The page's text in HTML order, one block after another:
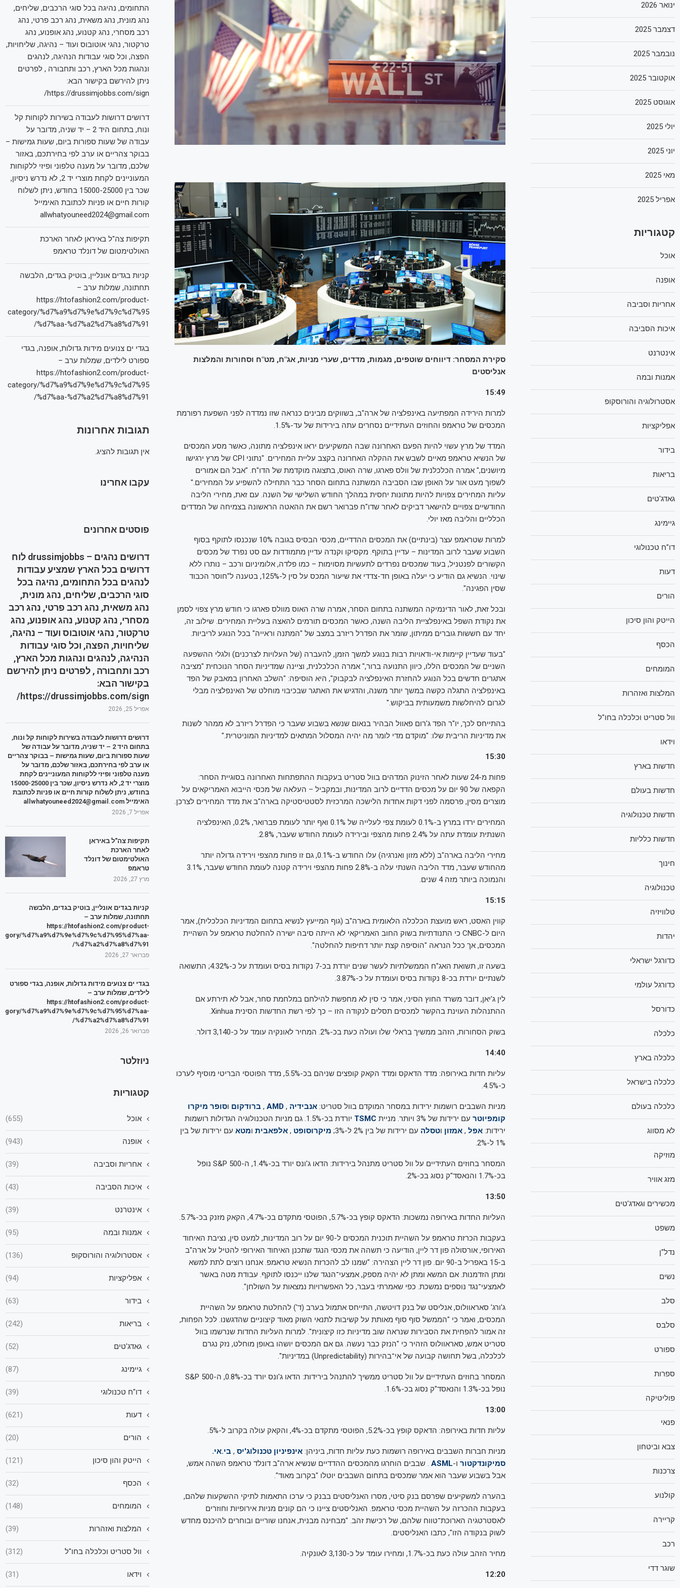
סקירת המסחר: דיווחים שוטפים, מגמות, מדדים, שערי מניות, אג"ח, מט"ח וסחורות והמלצות
אנליסטים
15:49
למרות הירידה המפתיעה באינפלציה של ארה"ב, בשווקים מבינים כנראה שזו נמדדה לפני השפעת רפורמת
המכסים של טראמפ והחוזים העתידיים נסחרים עתה בירידות של עד-1.5%.
המדד של מרץ עשוי להיות הפעם האחרונה שבה המשקיעים יראו אינפלציה מתונה, כאשר מסע המכסים
של הנשיא טראמפ מאיים לשבש את ההקלה האחרונה בקצב עליית המחירים. "נתוני CPI של מרץ ירגישו
מיושנים," אמרה הכלכלנית של וולס פארגו, שרה האוס, בתצוגה מוקדמת של הדו"ח. "אבל הם אמורים
לשפוך מעט אור על האופן שבו הסביבה המשתנה בתחום הסחר כבר התחילה להשפיע על המחירים."
עליות המחירים צפויות להיות מתונות יחסית במהלך החודש השלישי של השנה. עם זאת, מחירי הליבה
החודשיים צפויים להישאר דביקים לאחר שדו"ח פברואר רשם את ההאטה הראשונה בצמיחה של המדדים
הכלליים והליבה מאז יולי.
למרות שטראמפ עצר (בינתיים) את המכסים ההדדיים, מכסי הבסיס בגובה 10% שנכנסו לתוקף בסוף
השבוע שעבר לרוב המדינות – עדיין בתוקף. מקסיקו וקנדה עדיין מתמודדות עם סט נפרד של מכסים
הקשורים לפנטניל, בעוד שמכסים נפרדים לתעשיות מסוימות – כמו פלדה, אלומיניום ורכב – נותרו ללא
שינוי. הנשיא גם הודיע כי יעלה באופן חד-צדדי את שיעור המכס על סין ל-125%, בטענה ל"חוסר הכבוד
שסין הפגינה".
ובכל זאת, לאור הדינמיקה המשתנה בתחום הסחר, אמרה שרה האוס מוולס פארגו כי חודש מרץ צפוי לסמן
את נקודת השפל באינפלציית הליבה השנה, כאשר המכסים תורמים להאצה בעליית המחירים. שילוב זה,
יחד עם חששות גוברים ממיתון, שומר את הפדרל ריזרב במצב של "המתנה וראייה" בכל הנוגע לריביות.
"בעוד שעדיין קיימות אי-ודאויות רבות בנוגע למשך הזמן, להעברה (של העלויות לצרכנים) ולגלי ההשפעה
השניים של המכסים הללו, כיוון התנועה ברור," אמרה הכלכלנית, וציינה שמדיניות הסחר הנוכחית "מציבה
אתגרים חדשים בכל הנוגע להחזרת האינפלציה לבקבוק", היא הוסיפה: "השלב האחרון במאבק של הפד
באינפלציה התגלה כקשה במשך יותר משנה, והדגיש את האתגר שבכיבוי מוחלט של האינפלציה מבלי
לגרום להיחלשות משמעותית בביקוש."
בהתייחס לכך, יו"ר הפד ג'רום פאוול הבהיר בנאום שנשא בשבוע שעבר כי הפדרל ריזרב לא ממהר לשנות
את מדיניות הריבית שלו: "מוקדם מדי לומר מה יהיה המסלול המתאים למדיניות המוניטרית."
15:30
פחות מ-24 שעות לאחר הזינוק המדהים בוול סטריט בעקבות ההתפתחות האחרונה בסוגיית הסחר:
הקפאה של 90 יום על מכסים הדדיים לרוב המדינות, ובמקביל – העלאה של מכסי הייבוא האמריקאים על
מוצרים מסין, פרסמה לפני דקות אחדות הלישכה המרכזית לסטטיסטיקה בארה"ב את מדד המחירים לצרכן.
המחירים ירדו במרץ ב-0.1% לעומת צפי לעלייה של 0.1% ואף יותר לעומת פברואר, 0.2%, האינפלציה
השנתית עומדת עתה על 2.4% פחות מהצפי ובירידה לעומת החודש שעבר, 2.8%.
מחירי הליבה בארה"ב (ללא מזון ואנרגיה) עלו החודש ב-0.1%, גם זו פחות מהצפי וירידה גדולה יותר
מהחודש שעבר, מדד הליבה השנתי עלה ב-2.8% פחות מהצפי וירידה קטנה לעומת החודש שעבר, 3.1%
והנמוכה ביותר מזה 4 שנים.
15:15
קווין האסט, ראש מועצת הכלכלה הלאומית בארה"ב (גוף המייעץ לנשיא בתחום המדיניות הכלכלית), אמר
היום ל-CNBC כי התנודתיות בשוק החוב האמריקאי לא הייתה סיבה ישירה להחלטת טראמפ על השהיית
המכסים, אך ככל הנראה "הוסיפה קצת יותר דחיפות להחלטה".
בשעה זו, תשואת האג"ח הממשלתיות לעשר שנים יורדת בכ-7 נקודות בסיס ועומדת על כ-4.32%; התשואה
לשנתיים יורדת בכ-8 נקודות בסיס ועומדת על כ-3.87%.
לין ג'יאן, דובר משרד החוץ הסיני, אמר כי סין לא מחפשת להילחם במלחמת סחר, אבל לא תירתע אם
ההתנהלות העוינת בהקשר למכסים תסלים לנקודה הזו – כך לפי רשת החדשות הסינית Xinhua.
בשוק הסחורות, הזהב ממשיך בראלי שלו ועולה כעת בכ-2%. המחיר לאונקיה עומד על כ-3,140 דולר.
14:40
עליות חדות באירופה: מדד הדאקס ומדד הקאק קופצים שניהם בכ-5.5%, מדד הפוטסי הבריטי מוסיף לערכו
כ-4.5%.
מניות השבבים רושמות ירידות במסחר המוקדם בוול סטריט: אנבידיה ,
AMD
, ברודקום וסופר מיקרו
קומפיוטר עם ירידות של 3% ויותר. מניית TSMC
יורדת בכ-1.5%. גם מניות הטכנולוגיה הגדולות רושמות
ירידות: אפל , אמזון וטסלה עם ירידות של בין 2% ל-3%; מיקרוסופט , אלפאבית ומטא עם ירידות של בין
1% ל-2%.
המסחר בחוזים העתידיים על וול סטריט מתנהל בירידות: הדאו ג'ונס יורד בכ-1.4%, ה-S&P 500 נופל
בכ-1.7% והנאסד"ק נסוג בכ-2%.
13:50
העליות החדות באירופה נמשכות: הדאקס קופץ בכ-5.7%, הפוטסי מתקדם בכ-4.7%, הקאק מזנק בכ-5.7%.
בעקבות הכרזת טראמפ על השהיית תוכנית המכסים ל-90 יום על רוב המדינות, למעט סין, נציבת האיחוד
האירופי, אורסולה פון דר ליין, הודיעה כי תשהה את מכסי הנגד שתכנן האיחוד האירופי להטיל על ארה"ב
ב-15 באפריל ב-90 יום. פון דר ליין הצהירה: "שמנו לב להכרזת הנשיא טראמפ. אנחנו רוצים לתת למשא
ומתן הזדמנות. אם המשא ומתן לא יהיה מספק, אמצעי־הנגד שלנו ייכנסו לתוקף. עבודת מטה באשר
לאמצעי־נגד נוספים נמשכת. כפי שאמרתי בעבר, כל האפשרויות נמצאות על השולחן".
ג'ורג' סאראוולוס, אנליסט של בנק דויטשה, התייחס אתמול בערב (ד') להחלטת טראמפ על השהיית
המכסים, ואמר כי "הממשל סוף סוף מאותת על קשיבות לתנאי השוק מאוד קיצוניים שהדגשנו. לכל הפחות,
זה אמור להפחית את הסבירות שנראה שוב מדיניות כזו קיצונית". למרות העליות החדות שנרשמו בוול
סטריט אמש, סאראוולוס הזהיר כי "הנזק כבר נעשה. גם אם המכסים יושהו באופן מוחלט, נזק נגרם
לכלכלה, בשל תחושה קבועה של אי־בהירות (Unpredictability) במדיניות".
המסחר בחוזים העתידיים על וול סטריט ממשיך להתנהל בירידות: הדאו ג'ונס יורד בכ-0.8%, ה-S&P 500
נופל בכ-1.3% והנאסד"ק נסוג בכ-1.6%.
13:00
עליות חדות באירופה: הדאקס קופץ בכ-5.2%, הפוטסי מתקדם בכ-4%, והקאק עולה בקרוב ל-5%.
מניות חברות השבבים באירופה רושמות כעת עליות חדות, ביניהן: אינפיניון טכנולוג'יס , בי.אי.
סמיקונדקטור ו-ASML
. שבבים הוחרגו מהמכסים ההדדיים שנשיא ארה"ב דונלד טראמפ השהה אמש,
אבל בשבוע שעבר הוא אמר שמכסים בתחום השבבים יוטלו "בקרוב מאוד".
בהערה למשקיעים שפרסם בנק סיטי, מסרו האנליסטים בבנק כי ערכו התאמות לתיקי ההשקעות שלהם,
בעקבות ההכרזה על השהיית מכסי טראמפ. האנליסטים ציינו כי הם קונים מניות אירופיות וחוזרים
לאסטרטגיה הארוכת־טווח שלהם, של רכישת זהב. "מבחינה מבנית, אנחנו שוריים ובוחרים להיכנס מחדש
לשוק בנקודה הזו", כתבו האנליסטים.
מחיר הזהב עולה כעת בכ-1.7%, ומחירו עומד על כ-3,130 לאונקיה.
12:20
התחומים, נהיגה בכל סוגי הרכבים, שליחים,
נהג מונית, נהג משאית, נהג רכב פרטי, נהג
רכב מסחרי, נהג קטנוע, נהג אופנוע, נהג
טרקטור, נהגי אוטובוס ועוד – נהיגה, שליחויות,
הפצה, וכל סוגי עבודות הנהיגה, לנהגים
ונהגות מכל הארץ, רכב ותחבורה , לפרטים
ניתן להירשם בקישור הבא:
https://drussimjobbs.com/sign/
דרושים דרושות לעבודה בשירות לקוחות קל
ונוח, בתחום היד 2 – יד שניה, מדובר על
עבודה של שעות ספורות ביום, שעות גמישות –
בבוקר צהריים או ערב לפי בחירתכם, באזור
שלכם, מדובר על מענה טלפוני ופיזי ללקוחות
המעוניינים לקחת מוצרי יד 2, לא נדרש ניסיון,
שכר בין 15000-25000 בחודש, ניתן לשלוח
קורות חיים או פניות לכתובת האימייל
allwhatyouneed2024@gmail.com
תקיפות צה"ל באיראן לאחר הארכת
האולטימטום של דונלד טראמפ
קניות בגדים אונליין, בוטיק בגדים, הלבשה
תחתונה, שמלות ערב –
https://htofashion2.com/product-
category/%d7%a9%d7%9e%d7%9c%d7%95
%d7%aa-%d7%a2%d7%a8%d7%91/
בגדי ים צנועים מידות גדולות, אופנה, בגדי
ספורט לילדים, שמלות ערב –
https://htofashion2.com/product-
category/%d7%a9%d7%9e%d7%9c%d7%95
%d7%aa-%d7%a2%d7%a8%d7%91/
תגובות אחרונות
אין תגובות להציג.
עקבו אחרינו
פוסטים אחרונים
דרושים נהגים – drussimjobbs לוח
דרושים בכל הארץ שמציע עבודות
לנהגים בכל התחומים, נהיגה בכל
סוגי הרכבים, שליחים, נהג מונית,
נהג משאית, נהג רכב פרטי, נהג רכב
מסחרי, נהג קטנוע, נהג אופנוע, נהג
טרקטור, נהגי אוטובוס ועוד – נהיגה,
שליחויות, הפצה, וכל סוגי עבודות
הנהיגה, לנהגים ונהגות מכל הארץ,
רכב ותחבורה , לפרטים ניתן להירשם
בקישור הבא:
https://drussimjobbs.com/sign/
אפריל 25, 2026
דרושים דרושות לעבודה בשירות לקוחות קל ונוח,
בתחום היד 2 – יד שניה, מדובר על עבודה של
שעות ספורות ביום, שעות גמישות – בבוקר צהריים
או ערב לפי בחירתכם, באזור שלכם, מדובר על
מענה טלפוני ופיזי ללקוחות המעוניינים לקחת
מוצרי יד 2, לא נדרש ניסיון, שכר בין 15000-25000
בחודש, ניתן לשלוח קורות חיים או פניות לכתובת
האימייל allwhatyouneed2024@gmail.com
אפריל 7, 2026
תקיפות צה"ל באיראן
לאחר הארכת
האולטימטום של דונלד
טראמפ
מרץ 27, 2026
קניות בגדים אונליין, בוטיק בגדים, הלבשה
תחתונה, שמלות ערב –
https://htofashion2.com/product-
%d7%a9%d7%9e%d7%9c%d7%95%d7%aa-
%d7%a2%d7%a8%d7%91/
פברואר 27, 2026
בגדי ים צנועים מידות גדולות, אופנה, בגדי ספורט
לילדים, שמלות ערב –
https://htofashion2.com/product-
%d7%a9%d7%9e%d7%9c%d7%95%d7%aa-
%d7%a2%d7%a8%d7%91/
פברואר 26, 2026
ניוזלטר
קטגוריות
אוכל (655)
אופנה (943)
אחריות וסביבה (39)
איכות הסביבה (43)
אינטרנט (39)
אמנות ובמה (95)
אסטרולוגיה והורוסקופ (136)
אפליקציות (94)
בידור (63)
בריאות (242)
גאדג'טים (52)
גיימינג (87)
דו"ח טכנולוגי (39)
דעות (621)
הורים (20)
הייטק והון סיכון (121)
הכסף (32)
המומחים (148)
המלצות ואזהרות (39)
וול סטריט וכלכלה בחו"ל (312)
וידאו (31)
ינואר 2026
דצמבר 2025
נובמבר 2025
אוקטובר 2025
אוגוסט 2025
יולי 2025
יוני 2025
מאי 2025
אפריל 2025
קטגוריות
אוכל
אופנה
אחריות וסביבה
איכות הסביבה
אינטרנט
אמנות ובמה
אסטרולוגיה והורוסקופ
אפליקציות
בידור
בריאות
גאדג'טים
גיימינג
דו"ח טכנולוגי
דעות
הורים
הייטק והון סיכון
הכסף
המומחים
המלצות ואזהרות
וול סטריט וכלכלה בחו"ל
וידאו
חדשות בארץ
חדשות בעולם
חדשות טכנולוגיה
חדשות כלליות
חינוך
טכנולוגיה
טלוויזיה
יהדות
כדורגל ישראלי
כדורגל עולמי
כדורסל
כלכלה
כלכלה בארץ
כלכלה בישראל
כלכלה בעולם
לא מסווג
מוזיקה
מזג אוויר
מכשירים וגאדג'טים
משפט
נדל"ן
נשים
סלב
סלבס
ספורט
ספרות
פוליטיקה
פנאי
צבא וביטחון
צרכנות
קולנוע
קריירה
רכב
שוגר דדי